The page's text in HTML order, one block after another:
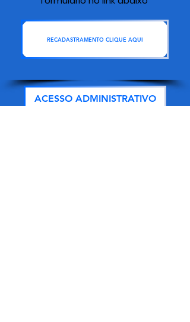
RECADASTRAMENTO CLIQUE AQUI
ACESSO ADMINISTRATIVO